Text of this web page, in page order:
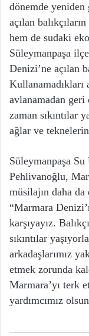
dönemde
açılan
hem de sudaki
Süleymanpaşa
Denizi’ne açılan
Kullanamadıkları
avlanamadan
zaman sıkıntılar
ağlar ve
Süleymanpaşa
Pehlivanoğlu,
müsilajın daha
“Marmara
karşıyayız.
sıkıntılar
arkadaşlarımız
etmek zorunda
Marmara’yı terk
yardımcımız